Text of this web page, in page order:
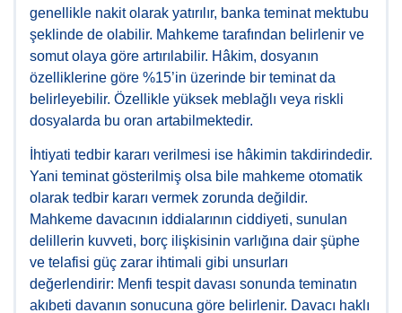
genellikle nakit olarak yatırılır, banka teminat mektubu
şeklinde de olabilir. Mahkeme tarafından belirlenir ve
somut olaya göre artırılabilir. Hâkim, dosyanın
özelliklerine göre %15’in üzerinde bir teminat da
belirleyebilir. Özellikle yüksek meblağlı veya riskli
dosyalarda bu oran artabilmektedir.
İhtiyati tedbir kararı verilmesi ise hâkimin takdirindedir.
Yani teminat gösterilmiş olsa bile mahkeme otomatik
olarak tedbir kararı vermek zorunda değildir.
Mahkeme davacının iddialarının ciddiyeti, sunulan
delillerin kuvveti, borç ilişkisinin varlığına dair şüphe
ve telafisi güç zarar ihtimali gibi unsurları
değerlendirir: Menfi tespit davası sonunda teminatın
akıbeti davanın sonucuna göre belirlenir. Davacı haklı